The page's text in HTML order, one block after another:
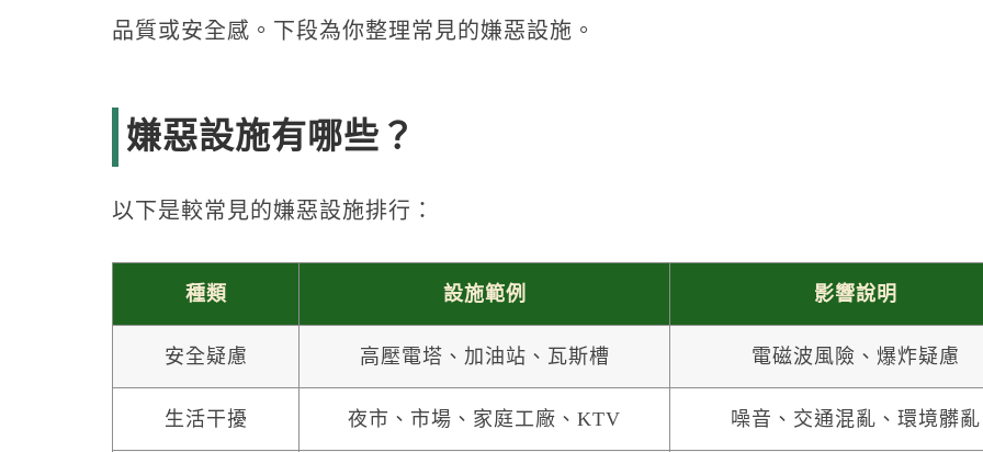
品質或安全感。下段為你整理常見的嫌惡設施。
嫌惡設施有哪些？
以下是較常見的嫌惡設施排行：
種類 設施範例 影響說明
安全疑慮 高壓電塔、加油站、瓦斯槽 電磁波風險、爆炸疑慮
生活干擾 夜市、市場、家庭工廠、KTV 噪音、交通混亂、環境髒亂